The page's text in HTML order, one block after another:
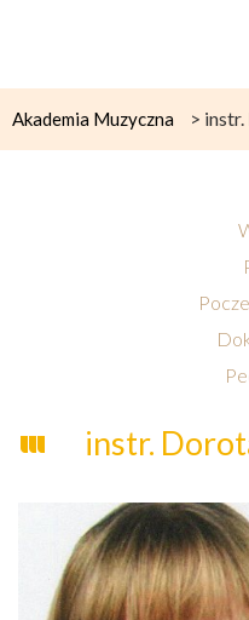
Akademia Muzyczna >
instr.